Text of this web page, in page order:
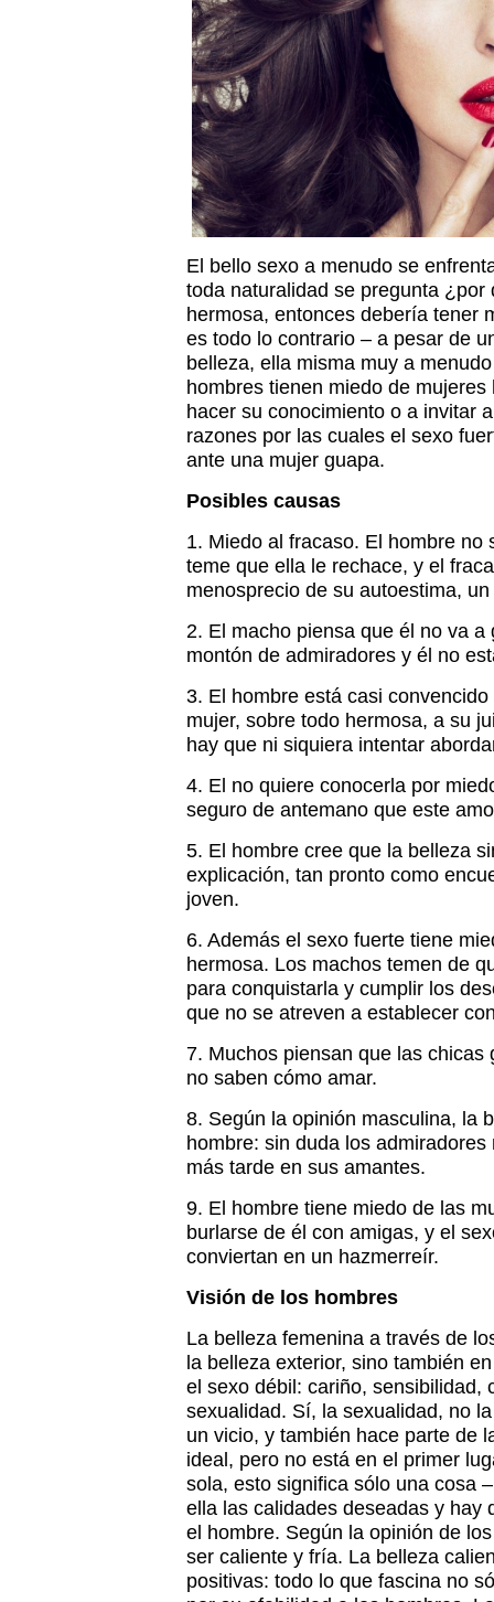
El bello sexo a menudo se
toda naturalidad se pregunta
hermosa, entonces debería tener
es todo lo contrario – a pesar de
belleza, ella misma muy a
hombres tienen miedo de
hacer su conocimiento o a invitar
razones por las cuales el sexo
ante una mujer guapa.
Posibles causas
1. Miedo al fracaso. El hombre
teme que ella le rechace, y el
menosprecio de su autoestima,
2. El macho piensa que él no va
montón de admiradores y él no
3. El hombre está casi
mujer, sobre todo hermosa, a su
hay que ni siquiera intentar
4. El no quiere conocerla por
seguro de antemano que este
5. El hombre cree que la belleza
explicación, tan pronto como
joven.
6. Además el sexo fuerte tiene
hermosa. Los machos temen de
para conquistarla y cumplir los
que no se atreven a establecer
7. Muchos piensan que las
no saben cómo amar.
8. Según la opinión masculina, la
hombre: sin duda los
más tarde en sus amantes.
9. El hombre tiene miedo de las
burlarse de él con amigas, y el
conviertan en un hazmerreír.
Visión de los hombres
La belleza femenina a través de
la belleza exterior, sino también
el sexo débil: cariño, sensibilidad,
sexualidad. Sí, la sexualidad, no
un vicio, y también hace parte de
ideal, pero no está en el primer
sola, esto significa sólo una cosa
ella las calidades deseadas y hay
el hombre. Según la opinión de
ser caliente y fría. La belleza
positivas: todo lo que fascina no